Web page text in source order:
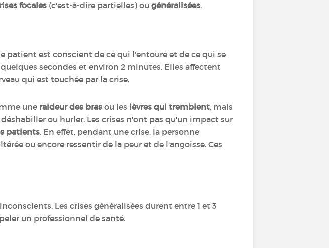
focales (c'est-à-dire partielles) ou généralisées.
patient est conscient de ce qui l'entoure et de ce qui se
secondes et environ 2 minutes. Elles affectent
qui est touchée par la crise.
une raideur des bras ou les lèvres qui tremblent, mais
ou hurler. Les crises n'ont pas qu'un impact sur
patients. En effet, pendant une crise, la personne
ou encore ressentir de la peur et de l'angoisse. Ces
Les crises généralisées durent entre 1 et 3
un professionnel de santé.